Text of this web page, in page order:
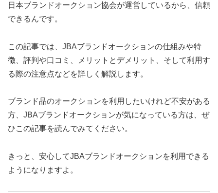
日本ブランドオークション協会が運営しているから、信頼
できるんです。
この記事では、JBAブランドオークションの仕組みや特
徴、評判や口コミ、メリットとデメリット、そして利用す
る際の注意点などを詳しく解説します。
ブランド品のオークションを利用したいけれど不安がある
方、JBAブランドオークションが気になっている方は、ぜ
ひこの記事を読んでみてください。
きっと、安心してJBAブランドオークションを利用できる
ようになりますよ。